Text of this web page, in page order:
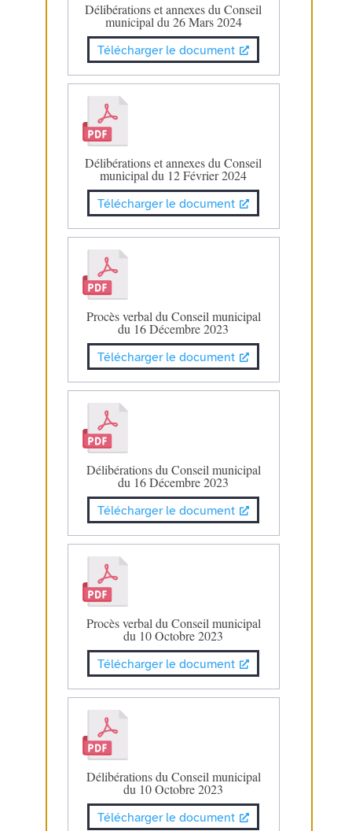
Délibérations et annexes du Conseil
municipal du 26 Mars 2024
Télécharger le document
Délibérations et annexes du Conseil
municipal du 12 Février 2024
Télécharger le document
Procès verbal du Conseil municipal
du 16 Décembre 2023
Télécharger le document
Délibérations du Conseil municipal
du 16 Décembre 2023
Télécharger le document
Procès verbal du Conseil municipal
du 10 Octobre 2023
Télécharger le document
Délibérations du Conseil municipal
du 10 Octobre 2023
Télécharger le document